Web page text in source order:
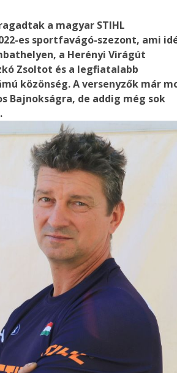
a magyar STIHL
es sportfavágó-szezont, ami
a Herényi Virágút
Zsoltot és a legfiatalabb
közönség. A versenyzők már
Bajnokságra, de addig még sok